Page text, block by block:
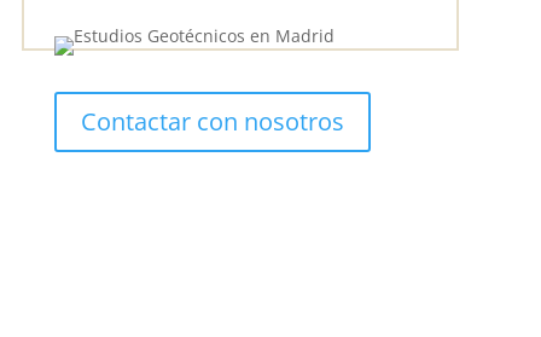
Contactar con nosotros